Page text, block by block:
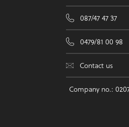
087/47 47 37
0479/81 00 98
Contact us
Company no.: